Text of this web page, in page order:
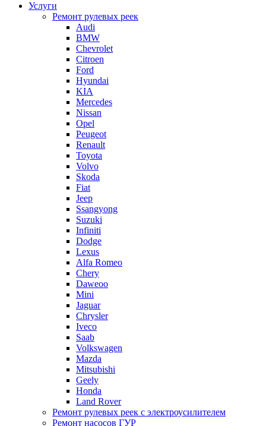
Услуги
Ремонт рулевых реек
Audi
BMW
Chevrolet
Citroen
Ford
Hyundai
KIA
Mercedes
Nissan
Opel
Peugeot
Renault
Toyota
Volvo
Skoda
Fiat
Jeep
Ssangyong
Suzuki
Infiniti
Dodge
Lexus
Alfa Romeo
Chery
Daweoo
Mini
Jaguar
Chrysler
Iveco
Saab
Volkswagen
Mazda
Mitsubishi
Geely
Honda
Land Rover
Ремонт рулевых реек с электроусилителем
Ремонт насосов ГУР